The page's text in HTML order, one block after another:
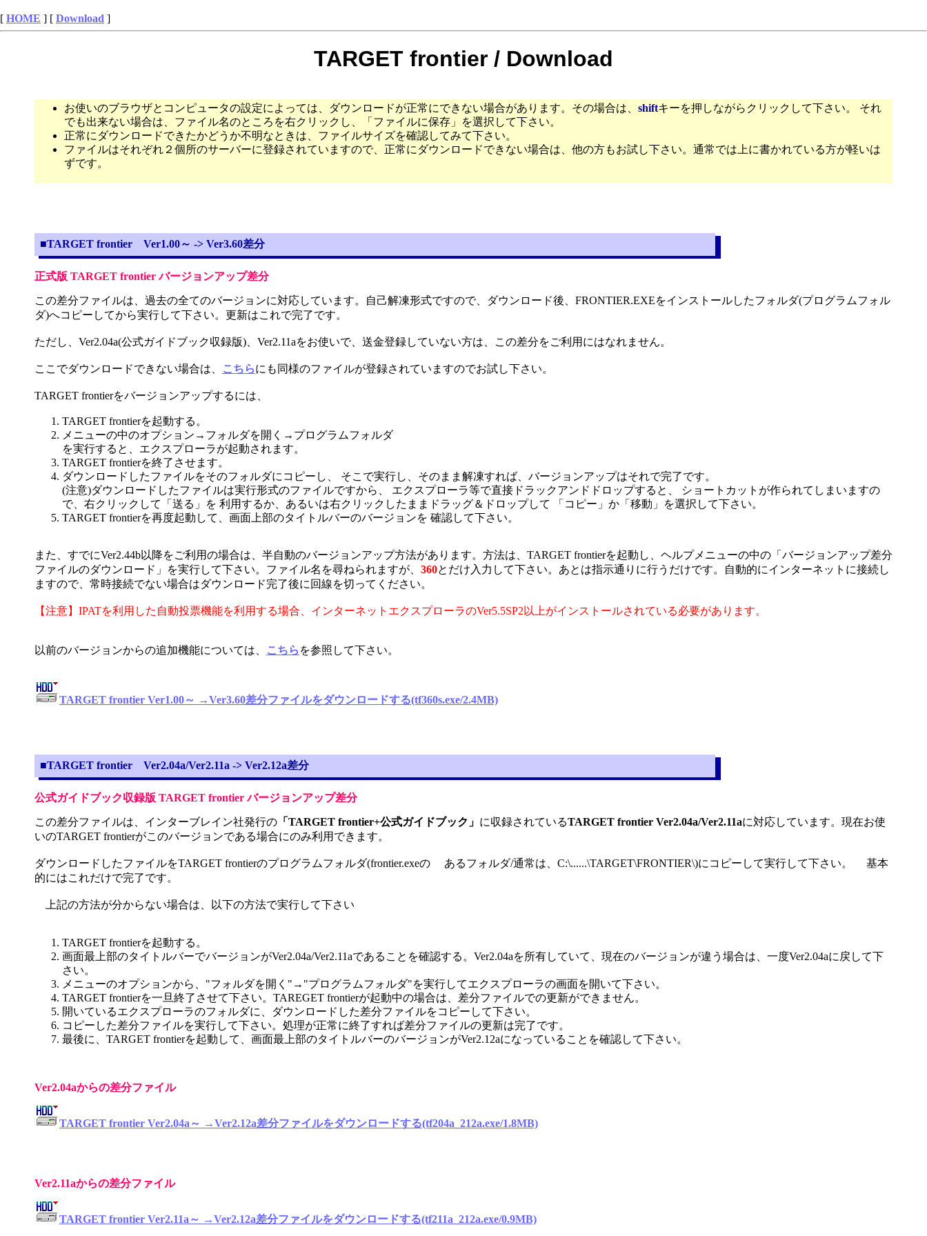
[ HOME ] [ Download ]
TARGET frontier / Download
お使いのブラウザとコンピュータの設定によっては、ダウンロードが正常にできない場合があります。その場合は、 shiftキーを押しながらクリックして下さい。 それ
でも出来ない場合は、ファイル名のところを右クリックし、「ファイルに保存」を選択して下さい。
正常にダウンロードできたかどうか不明なときは、ファイルサイズを確認してみて下さい。
ファイルはそれぞれ２個所のサーバーに登録されていますので、正常にダウンロードできない場合は、他の方もお試し下さい。通常では上に書かれている方が軽いは
ずです。
■TARGET frontier Ver1.00～ -> Ver3.60差分
正式版 TARGET frontier バージョンアップ差分
この差分ファイルは、過去の全てのバージョンに対応しています。自己解凍形式ですので、ダウンロード後、FRONTIER.EXEをインストールしたフォルダ(プログラムフォル
ダ)へコピーしてから実行して下さい。更新はこれで完了です。
ただし、Ver2.04a(公式ガイドブック収録版)、Ver2.11aをお使いで、送金登録していない方は、この差分をご利用にはなれません。
ここでダウンロードできない場合は、 こちらにも同様のファイルが登録されていますのでお試し下さい。
TARGET frontierをバージョンアップするには、
TARGET frontierを起動する。
メニューの中のオプション→フォルダを開く→プログラムフォルダ
を実行すると、エクスプローラが起動されます。
TARGET frontierを終了させます。
ダウンロードしたファイルをそのフォルダにコピーし、 そこで実行し、そのまま解凍すれば、バージョンアップはそれで完了です。
(注意)ダウンロードしたファイルは実行形式のファイルですから、 エクスプローラ等で直接ドラックアンドドロップすると、 ショートカットが作られてしまいますの
で、右クリックして「送る」を 利用するか、あるいは右クリックしたままドラッグ＆ドロップして 「コピー」か「移動」を選択して下さい。
TARGET frontierを再度起動して、画面上部のタイトルバーのバージョンを 確認して下さい。
また、すでにVer2.44b以降をご利用の場合は、半自動のバージョンアップ方法があります。方法は、TARGET frontierを起動し、ヘルプメニューの中の「バージョンアップ差分
ファイルのダウンロード」を実行して下さい。ファイル名を尋ねられますが、 360とだけ入力して下さい。あとは指示通りに行うだけです。自動的にインターネットに接続し
ますので、常時接続でない場合はダウンロード完了後に回線を切ってください。
【注意】IPATを利用した自動投票機能を利用する場合、インターネットエクスプローラのVer5.5SP2以上がインストールされている必要があります。
以前のバージョンからの追加機能については、 こちら を参照して下さい。
TARGET frontier Ver1.00～ →Ver3.60差分ファイルをダウンロードする(tf360s.exe/2.4MB)
■TARGET frontier Ver2.04a/Ver2.11a -> Ver2.12a差分
公式ガイドブック収録版 TARGET frontier バージョンアップ差分
この差分ファイルは、インターブレイン社発行の 「TARGET frontier+公式ガイドブック」 に収録されているTARGET frontier Ver2.04a/Ver2.11aに対応しています。現在お使
いのTARGET frontierがこのバージョンである場合にのみ利用できます。
ダウンロードしたファイルをTARGET frontierのプログラムフォルダ(frontier.exeの あるフォルダ/通常は、C:\......\TARGET\FRONTIER\)にコピーして実行して下さい。 基本
的にはこれだけで完了です。
上記の方法が分からない場合は、以下の方法で実行して下さい
TARGET frontierを起動する。
画面最上部のタイトルバーでバージョンがVer2.04a/Ver2.11aであることを確認する。Ver2.04aを所有していて、現在のバージョンが違う場合は、一度Ver2.04aに戻して下
さい。
メニューのオプションから、"フォルダを開く"→"プログラムフォルダ"を実行してエクスプローラの画面を開いて下さい。
TARGET frontierを一旦終了させて下さい。TAREGET frontierが起動中の場合は、差分ファイルでの更新ができません。
開いているエクスプローラのフォルダに、ダウンロードした差分ファイルをコピーして下さい。
コピーした差分ファイルを実行して下さい。処理が正常に終了すれば差分ファイルの更新は完了です。
最後に、TARGET frontierを起動して、画面最上部のタイトルバーのバージョンがVer2.12aになっていることを確認して下さい。
Ver2.04aからの差分ファイル
TARGET frontier Ver2.04a～ →Ver2.12a差分ファイルをダウンロードする(tf204a_212a.exe/1.8MB)
Ver2.11aからの差分ファイル
TARGET frontier Ver2.11a～ →Ver2.12a差分ファイルをダウンロードする(tf211a_212a.exe/0.9MB)